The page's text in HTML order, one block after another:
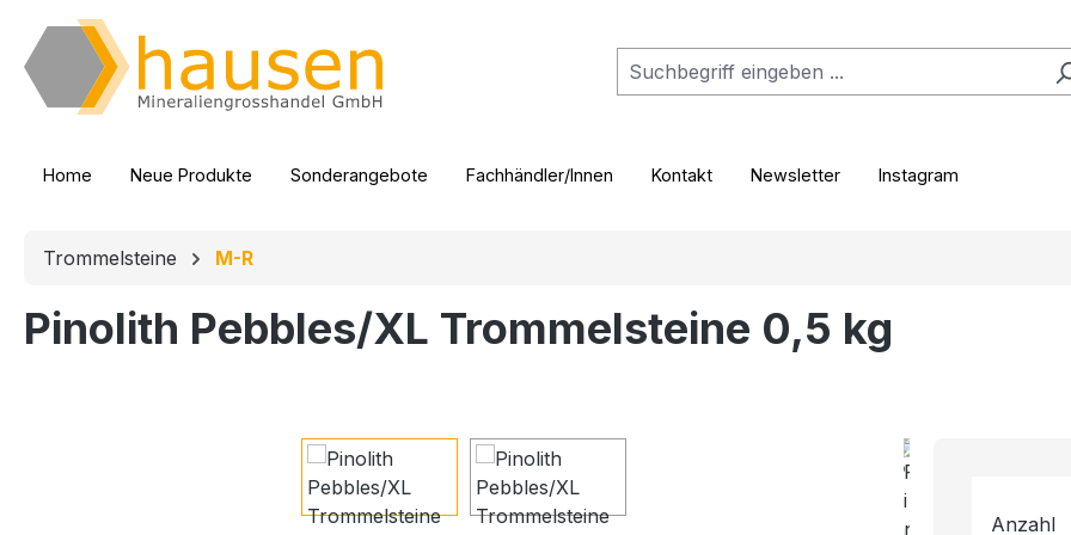
Hauptinhalt springen
Zur Suche springen
Zur Hauptnavigation springen
Home Neue Produkte Sonderangebote Fachhändler/Innen Kontakt Newsletter Instagram
Trommelsteine M-R
Pinolith Pebbles/XL Trommelsteine 0,5 kg
Anzahl